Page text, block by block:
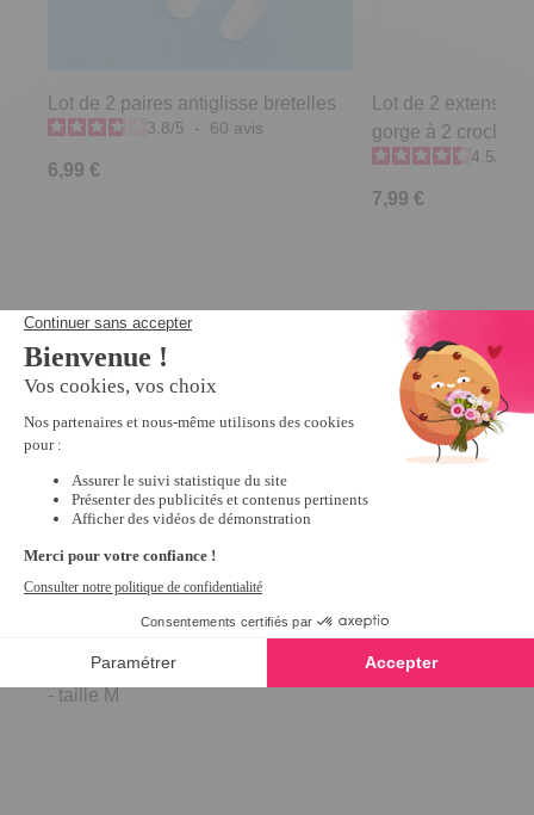
Lot de 2 paires antiglisse bretelles
3.8/5 - 60 avis
6,99 €
Lot de 2
gorge à 2 crochets
4.5/
7,99 €
Derniers articles consultés
Noir/blanc/chair
- taille M